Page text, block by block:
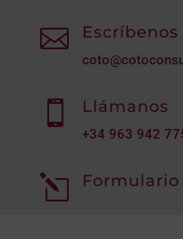
 Escríbenos
 Llámanos
+34 963 942
l